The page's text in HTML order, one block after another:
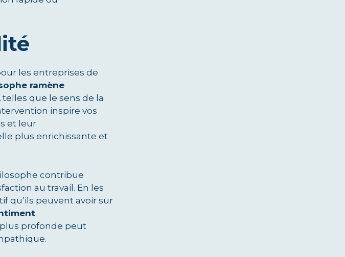
les entreprises de
ramène
telles que le sens de la
inspire vos
et leur
plus enrichissante et
contribue
au travail. En les
qu’ils peuvent avoir sur
profonde peut